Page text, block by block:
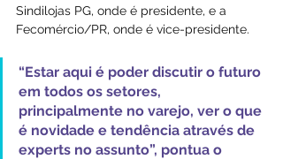
Sindilojas PG, onde é presidente, e a
Fecomércio/PR, onde é vice-presidente.
“Estar aqui é poder discutir o futuro
em todos os setores,
principalmente no varejo, ver o que
é novidade e tendência através de
experts no assunto”, pontua o